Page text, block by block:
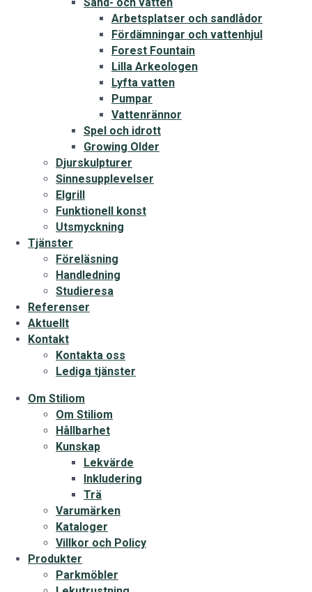
Arbetsplatser och sandlådor
Fördämningar och vattenhjul
Forest Fountain
Lilla Arkeologen
Lyfta vatten
Pumpar
Vattenrännor
Spel och idrott
Growing Older
Djurskulpturer
Sinnesupplevelser
Elgrill
Funktionell konst
Utsmyckning
Tjänster
Föreläsning
Handledning
Studieresa
Referenser
Aktuellt
Kontakt
Kontakta oss
Lediga tjänster
Om Stiliom
Om Stiliom
Hållbarhet
Kunskap
Lekvärde
Inkludering
Trä
Varumärken
Kataloger
Villkor och Policy
Produkter
Parkmöbler